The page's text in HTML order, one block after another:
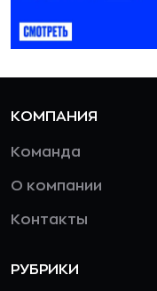
КОМПАНИЯ
Команда
О компании
Контакты
РУБРИКИ